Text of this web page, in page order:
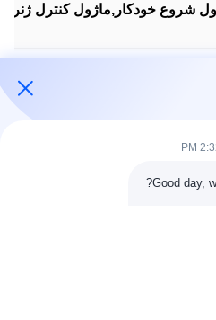
شروع خودکار,ماژول کنترل
2:32
Good day,